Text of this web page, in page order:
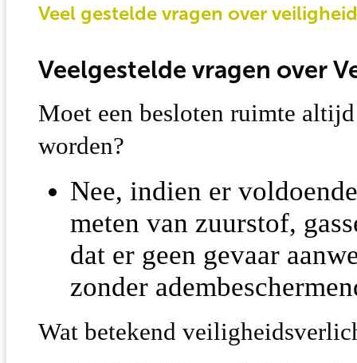
Veel gestelde vragen over veiligheid
Veelgestelde vragen over
Moet een besloten ruimte
worden?
Nee, indien er
meten van zuurstof,
dat er geen gevaar
zonder
Wat betekend